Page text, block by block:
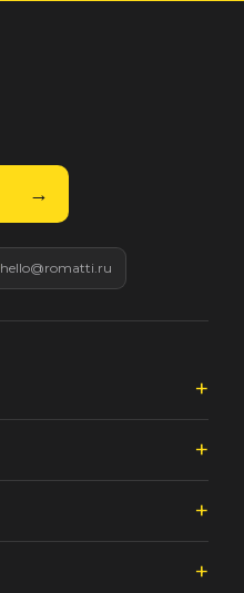
hello@romatti.ru